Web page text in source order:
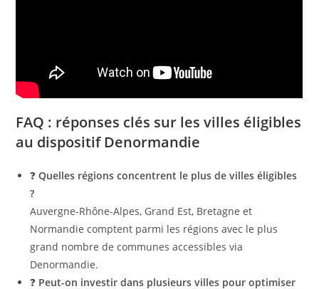
FAQ : réponses clés sur les villes éligibles
au dispositif Denormandie
❓Quelles régions concentrent le plus de villes éligibles
?
Auvergne-Rhône-Alpes, Grand Est, Bretagne et
Normandie comptent parmi les régions avec le plus
grand nombre de communes accessibles via
Denormandie.
❓ Peut-on investir dans plusieurs villes pour optimiser